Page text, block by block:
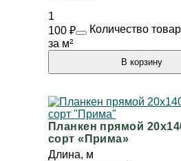
1
100 ₽
за м²
Количество
В корзину
Планкен прямой
сорт «Прима»
Длина, м